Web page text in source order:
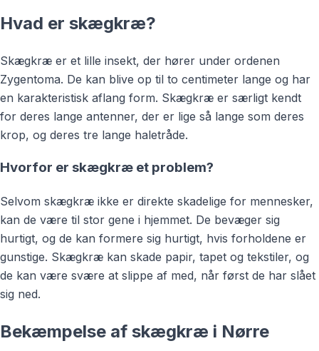
Hvad er skægkræ?
Skægkræ er et lille insekt, der hører under ordenen
Zygentoma. De kan blive op til to centimeter lange og har
en karakteristisk aflang form. Skægkræ er særligt kendt
for deres lange antenner, der er lige så lange som deres
krop, og deres tre lange haletråde.
Hvorfor er skægkræ et problem?
Selvom skægkræ ikke er direkte skadelige for mennesker,
kan de være til stor gene i hjemmet. De bevæger sig
hurtigt, og de kan formere sig hurtigt, hvis forholdene er
gunstige. Skægkræ kan skade papir, tapet og tekstiler, og
de kan være svære at slippe af med, når først de har slået
sig ned.
Bekæmpelse af skægkræ i Nørre